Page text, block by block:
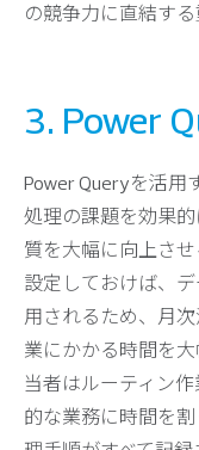
の競争力に直結する
3. Power
Power Queryを活用
処理の課題を効果
質を大幅に向上さ
設定しておけば、
用されるため、月
業にかかる時間を
当者はルーティン
的な業務に時間を